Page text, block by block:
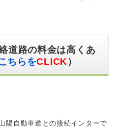
道路の料金は高くあ
ちらをCLICK ）
陽自動車道との接続インターで